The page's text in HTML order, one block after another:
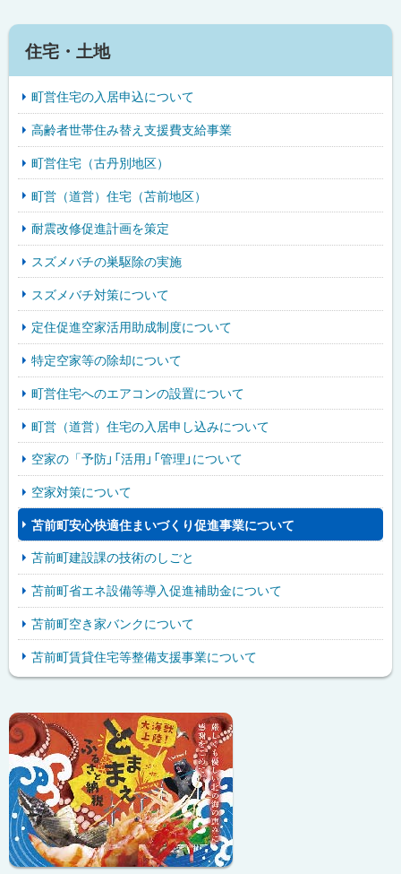
住宅・土地
町営住宅の入居申込について
高齢者世帯住み替え支援費支給事業
町営住宅（古丹別地区）
町営（道営）住宅（苫前地区）
耐震改修促進計画を策定
スズメバチの巣駆除の実施
スズメバチ対策について
定住促進空家活用助成制度について
特定空家等の除却について
町営住宅へのエアコンの設置について
町営（道営）住宅の入居申し込みについて
空家の「予防」「活用」「管理」について
空家対策について
苫前町安心快適住まいづくり促進事業について
苫前町建設課の技術のしごと
苫前町省エネ設備等導入促進補助金について
苫前町空き家バンクについて
苫前町賃貸住宅等整備支援事業について
サ
イ
ド
・
メ
ッ
ク
ア
ッ
プ